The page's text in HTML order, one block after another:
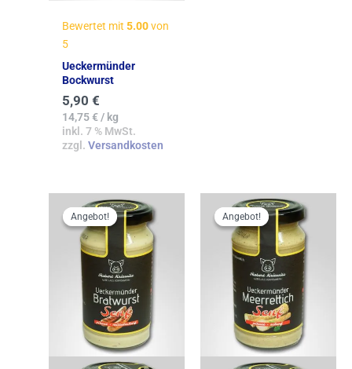
Bewertet mit 5.00von
5
Ueckermünder
Bockwurst
5,90 €
14,75€/ kg
inkl. 7 % MwSt.
zzgl. Versandkosten
Angebot!
Angebot!
Ursprünglicher
Preis
war:
2,90 €
Aktueller
Preis
ist:
2,61 €.
Angebot!
Angebot!
Ursprünglicher
Preis
war:
2,90 €
Aktueller
Preis
ist:
2,61 €.